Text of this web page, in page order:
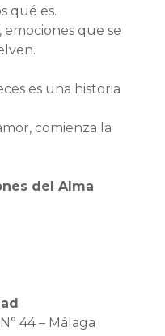
qué es.
que se
es una historia
comienza la
del Alma
44 – Málaga